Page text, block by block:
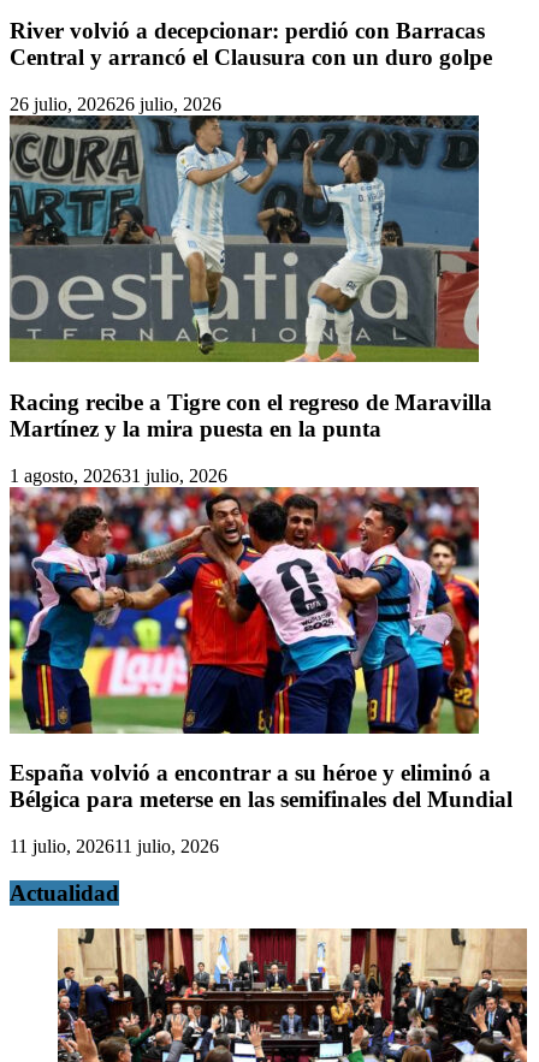
River volvió a decepcionar: perdió con Barracas
Central y arrancó el Clausura con un duro golpe
26 julio, 202626 julio, 2026
Racing recibe a Tigre con el regreso de Maravilla
Martínez y la mira puesta en la punta
1 agosto, 202631 julio, 2026
España volvió a encontrar a su héroe y eliminó a
Bélgica para meterse en las semifinales del Mundial
11 julio, 202611 julio, 2026
Actualidad